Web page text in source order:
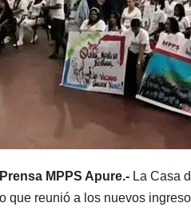
MPPS Apure.- La Casa
que reunió a los nuevos